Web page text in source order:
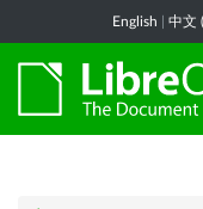
English 中文